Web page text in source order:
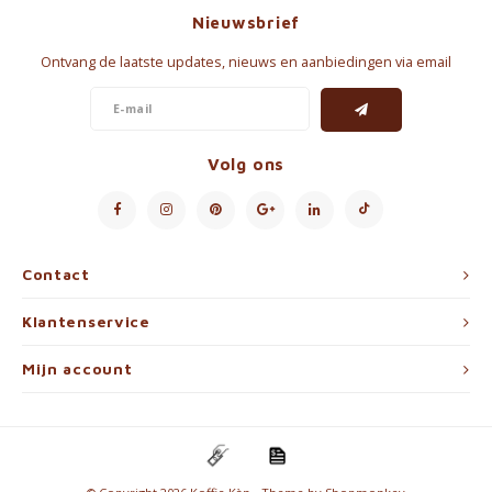
Contact
Nieuwsbrief
Ontvang de laatste updates, nieuws en aanbiedingen via email
Volg ons
Klantenservice
Mijn account